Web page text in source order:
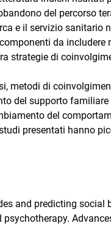
del percorso
e il servizio sanitario
da includere
strategie di
metodi di
del supporto
del
presentati hanno
and predicting social